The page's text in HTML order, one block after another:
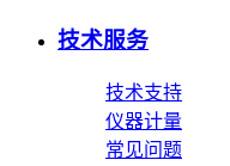
技术服务
技术支持
仪器计量
常见问题